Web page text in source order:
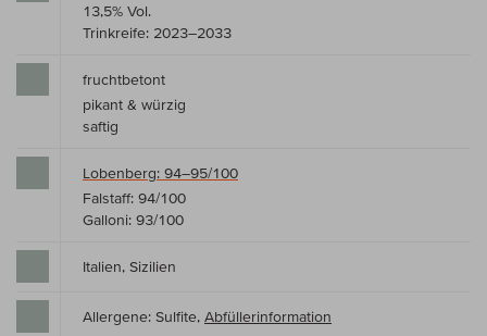
13,5% Vol.
Trinkreife: 2023–2033
fruchtbetont
pikant & würzig
saftig
Lobenberg: 94–95/100
Falstaff: 94/100
Galloni: 93/100
Italien, Sizilien
Allergene: Sulfite, Abfüllerinformation